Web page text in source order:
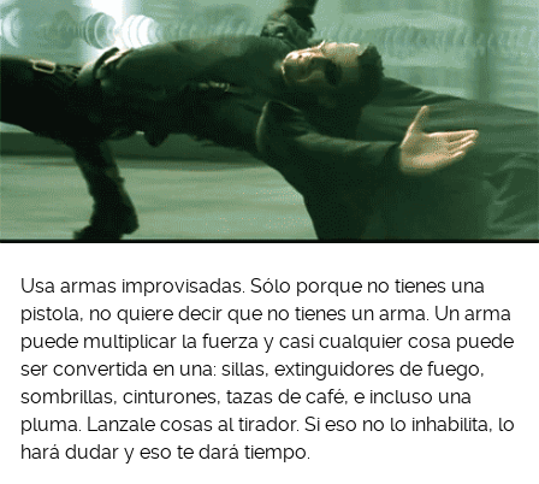
Usa armas improvisadas. Sólo porque no tienes una
pistola, no quiere decir que no tienes un arma. Un arma
puede multiplicar la fuerza y casi cualquier cosa puede
ser convertida en una: sillas, extinguidores de fuego,
sombrillas, cinturones, tazas de café, e incluso una
pluma. Lanzale cosas al tirador. Si eso no lo inhabilita, lo
hará dudar y eso te dará tiempo.